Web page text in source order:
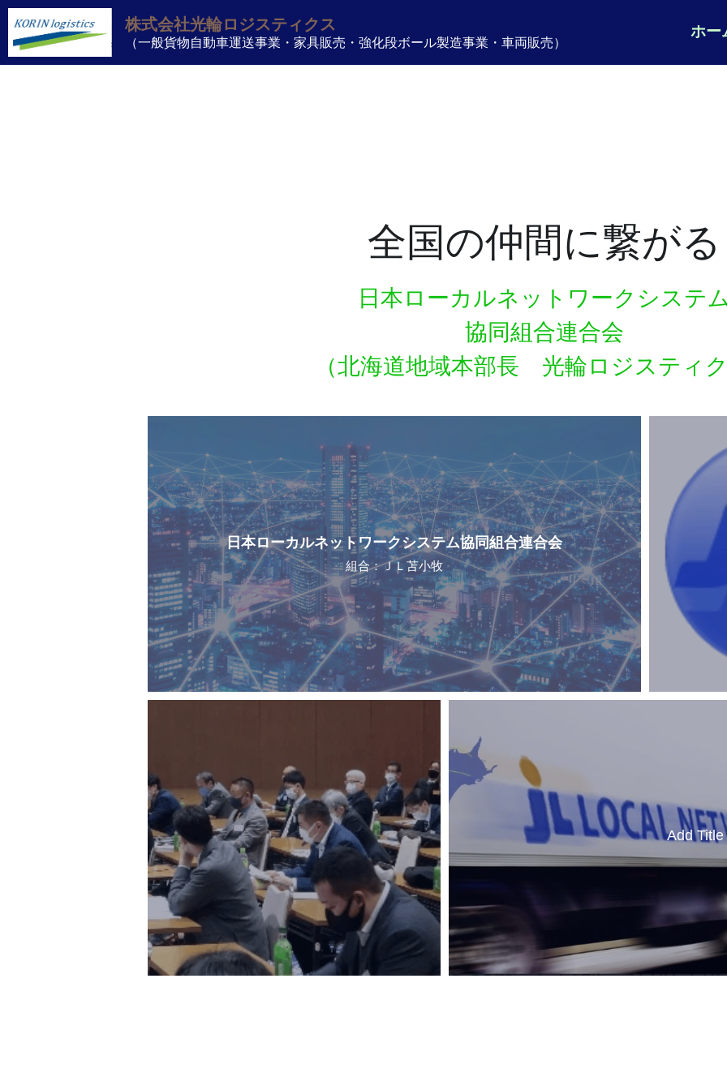
株式会社光輪ロジスティクス
（一般貨物自動車運送事業・家具販売・強化段ボール製造事業・車両販売）
ホー
全国の仲間に繋がる
日本ローカルネットワークシステ
協同組合連合会
（北海道地域本部長　光輪ロジスティ
日本ローカルネットワークシステム協同組合連合会
組合：ＪＬ苫小牧
Add Title